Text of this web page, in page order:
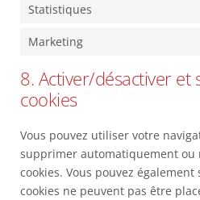
Statistiques
Marketing
8. Activer/désactiver et
cookies
Vous pouvez utiliser votre
supprimer automatiquement ou
cookies. Vous pouvez
cookies ne peuvent pas être